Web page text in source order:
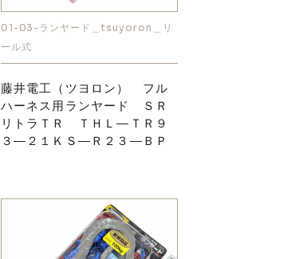
01-03-ランヤード＿tsuyoron＿リ
ール式
藤井電工（ツヨロン） フル
ハーネス用ランヤード ＳＲ
リトラＴＲ ＴＨＬ―ＴＲ９
３―２１ＫＳ―Ｒ２３―ＢＰ